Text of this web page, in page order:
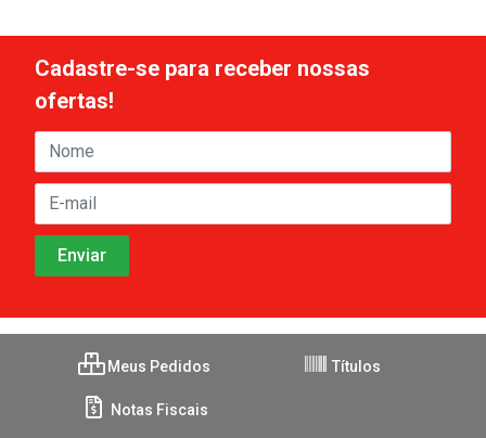
Cadastre-se para receber nossas
ofertas!
Meus Pedidos Títulos
Notas Fiscais